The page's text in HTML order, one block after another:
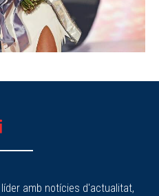
amb notícies d'actualitat,